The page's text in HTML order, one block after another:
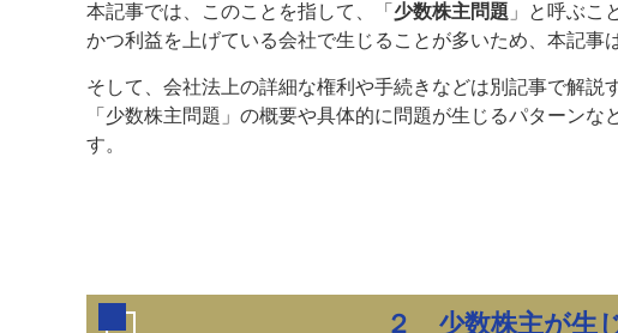
本記事では、このことを指して、「 少数株主問題 」と呼ぶこ
かつ利益を上げている会社で生じることが多いため、本記事
そして、会社法上の詳細な権利や手続きなどは別記事で解説
「少数株主問題」の概要や具体的に問題が生じるパターンな
す。
２ 少数株主が生